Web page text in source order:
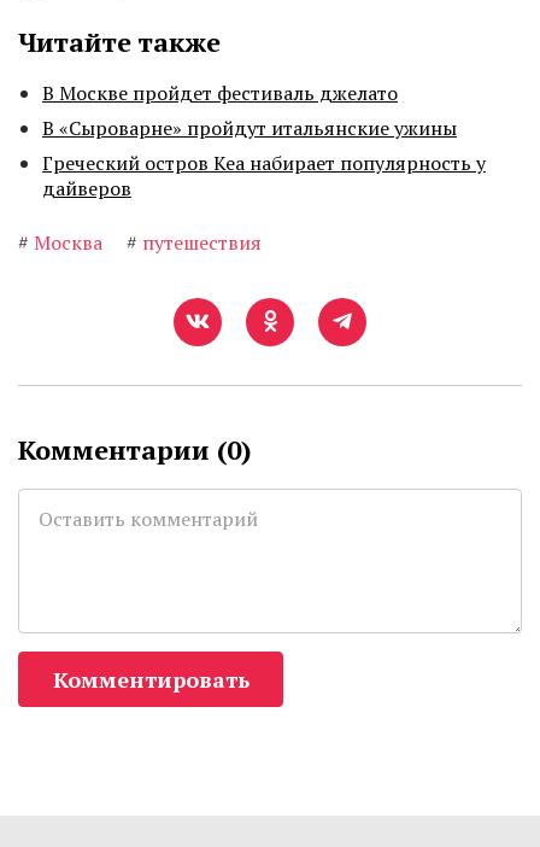
Читайте также
В Москве пройдет фестиваль джелато
В «Сыроварне» пройдут итальянские ужины
Греческий остров Кеа набирает популярность у
дайверов
# Москва # путешествия
Комментарии (0)
Комментировать